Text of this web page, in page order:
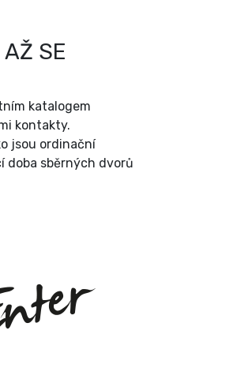
AŽ SE
katalogem
kontakty.
jsou ordinační
doba sběrných dvorů